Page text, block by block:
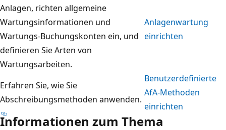
Anlagen, richten allgemeine
Wartungsinformationen und
Wartungs-Buchungskonten ein, und
definieren Sie Arten von
Wartungsarbeiten.
Anlagenwartung
einrichten
Erfahren Sie, wie Sie
Abschreibungsmethoden anwenden.
Benutzerdefinierte
AfA-Methoden
einrichten
Informationen zum Thema